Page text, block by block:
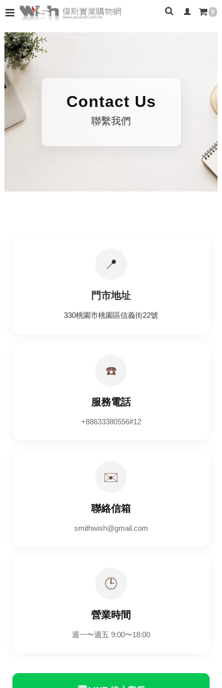
0
Contact Us
聯繫我們
📍
門市地址
330桃園市桃園區信義街22號
☎️
服務電話
+88633380556#12
✉️
聯絡信箱
smithwish@gmail.com
🕒
營業時間
週一〜週五 9:00〜18:00